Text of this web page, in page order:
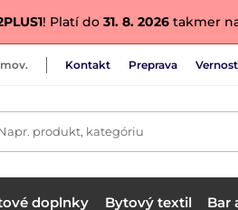
! Platí do 31. 8. 2026 takmer
Kontakt Preprava
produkt, kategóriu
doplnky Bytový textil Bar